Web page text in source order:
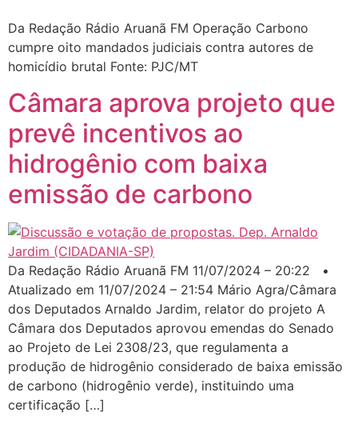
Da Redação Rádio Aruanã FM Operação Carbono
cumpre oito mandados judiciais contra autores de
homicídio brutal Fonte: PJC/MT
Câmara aprova projeto que
prevê incentivos ao
hidrogênio com baixa
emissão de carbono
Da Redação Rádio Aruanã FM 11/07/2024 – 20:22 •
Atualizado em 11/07/2024 – 21:54 Mário Agra/Câmara
dos Deputados Arnaldo Jardim, relator do projeto A
Câmara dos Deputados aprovou emendas do Senado
ao Projeto de Lei 2308/23, que regulamenta a
produção de hidrogênio considerado de baixa emissão
de carbono (hidrogênio verde), instituindo uma
certificação […]